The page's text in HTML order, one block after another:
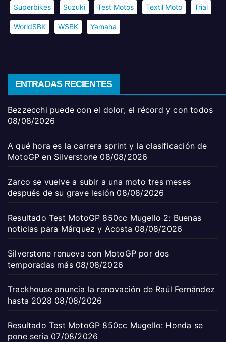
Superbikes Suzuki Test Motos Textil Moto Trial
WorldSBK WSBK Yamaha
ENTRADAS RECIENTES
Bezzecchi puede con el dolor, el récord y con todos
08/08/2026
A qué hora es la carrera sprint y la clasificación de
MotoGP en Silverstone 08/08/2026
Zarco se vuelve a subir a una moto tres meses
después de su grave lesión 08/08/2026
Resultado Test MotoGP 850cc Mugello 2: Buenas
noticias para Márquez y Acosta 08/08/2026
Silverstone renueva con MotoGP por dos
temporadas más 08/08/2026
Trackhouse anuncia la renovación de Raúl Fernández
hasta 2028 08/08/2026
Resultado Test MotoGP 850cc Mugello: Honda se
pone seria 07/08/2026